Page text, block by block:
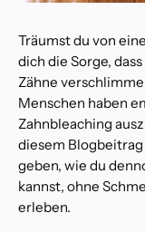
Träumst du von
dich die Sorge,
Zähne
Menschen haben
Zahnbleaching
diesem
geben, wie du
kannst, ohne
erleben.